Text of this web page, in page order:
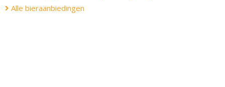
Alle bieraanbiedingen